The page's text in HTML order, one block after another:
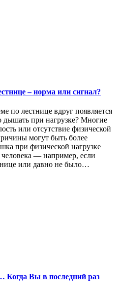
– норма или сигнал?
по лестнице вдруг появляется
дышать при нагрузке? Многие
или отсутствие физической
могут быть более
при физической нагрузке
— например, если
или давно не было…
Когда Вы в последний раз